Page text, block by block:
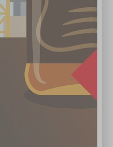
」服務，歡迎諮詢03-